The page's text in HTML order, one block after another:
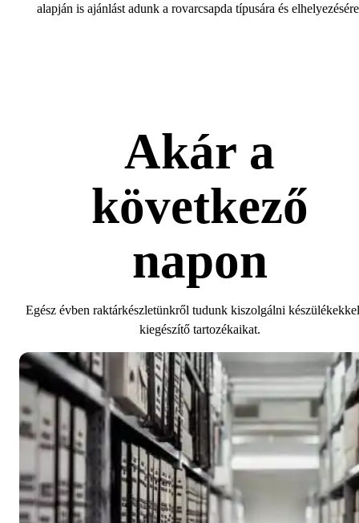
alapján is ajánlást adunk a rovarcsapda típusára és
Akár a
következő
napon
Egész évben raktárkészletünkről tudunk kiszolgálni
kiegészítő tartozékaikat.